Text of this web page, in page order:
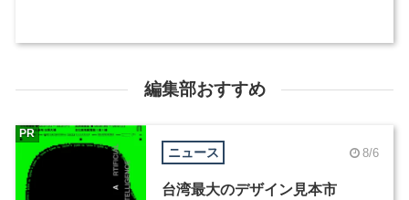
編集部おすすめ
ニュース 8/6
台湾最大のデザイン見本市
PR